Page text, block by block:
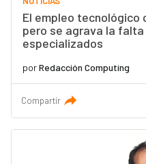
El empleo tecnológico
pero se agrava la
especializados
porRedacción Computing
Compartir